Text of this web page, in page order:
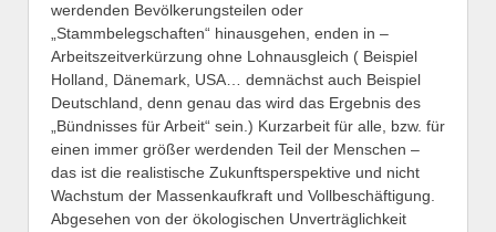
werdenden Bevölkerungsteilen oder
„Stammbelegschaften“ hinausgehen, enden in –
Arbeitszeitverkürzung ohne Lohnausgleich ( Beispiel
Holland, Dänemark, USA… demnächst auch Beispiel
Deutschland, denn genau das wird das Ergebnis des
„Bündnisses für Arbeit“ sein.) Kurzarbeit für alle, bzw. für
einen immer größer werdenden Teil der Menschen –
das ist die realistische Zukunftsperspektive und nicht
Wachstum der Massenkaufkraft und Vollbeschäftigung.
Abgesehen von der ökologischen Unverträglichkeit